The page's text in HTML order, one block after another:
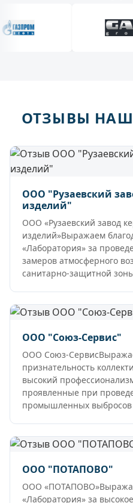
ОТЗЫВЫ
ООО "Рузаевский
изделий"
ООО «Рузаевский завод
изделий»Выражаем
«Лаборатория» за
замеров атмосферного
санитарно-защитной
ООО "Союз-Сервис"
ООО Союз-
признательность
высокий
проявленные при
промышленных выбросов
ООО "ПОТАПОВО"
ООО
«Лаборатория» за